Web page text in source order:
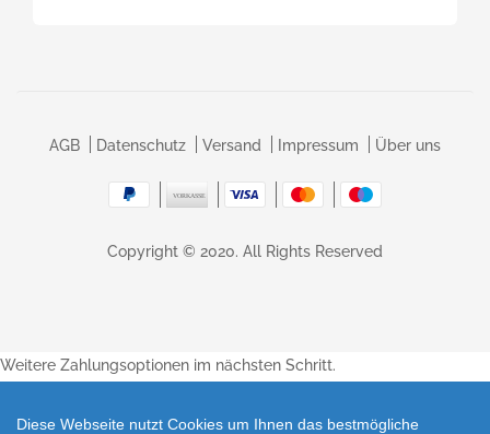
AGB Datenschutz Versand Impressum Über uns
Copyright © 2020. All Rights Reserved
Weitere Zahlungsoptionen im nächsten Schritt.
Diese Webseite nutzt Cookies um Ihnen das bestmögliche